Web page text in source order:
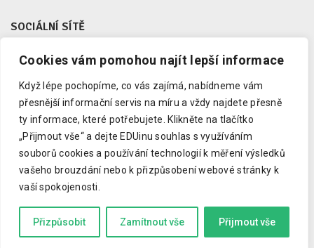
Cookies vám pomohou najít lepší informace
Když lépe pochopíme, co vás zajímá, nabídneme vám
přesnější informační servis na míru a vždy najdete přesně
ty informace, které potřebujete.
Klikněte na tlačítko
„Přijmout vše“ a dejte EDUinu souhlas s využíváním
souborů cookies a používání technologií k měření výsledků
vašeho brouzdání nebo k přizpůsobení webové stránky k
vaší spokojenosti.
Přizpůsobit Zamítnout vše Přijmout vše
SOCIÁLNÍ SÍTĚ
Facebook
Instagram
Youtube
LinkedIn
Copyright © 2023 EDUin, o. p. s.
Informujeme o vzdělávání.